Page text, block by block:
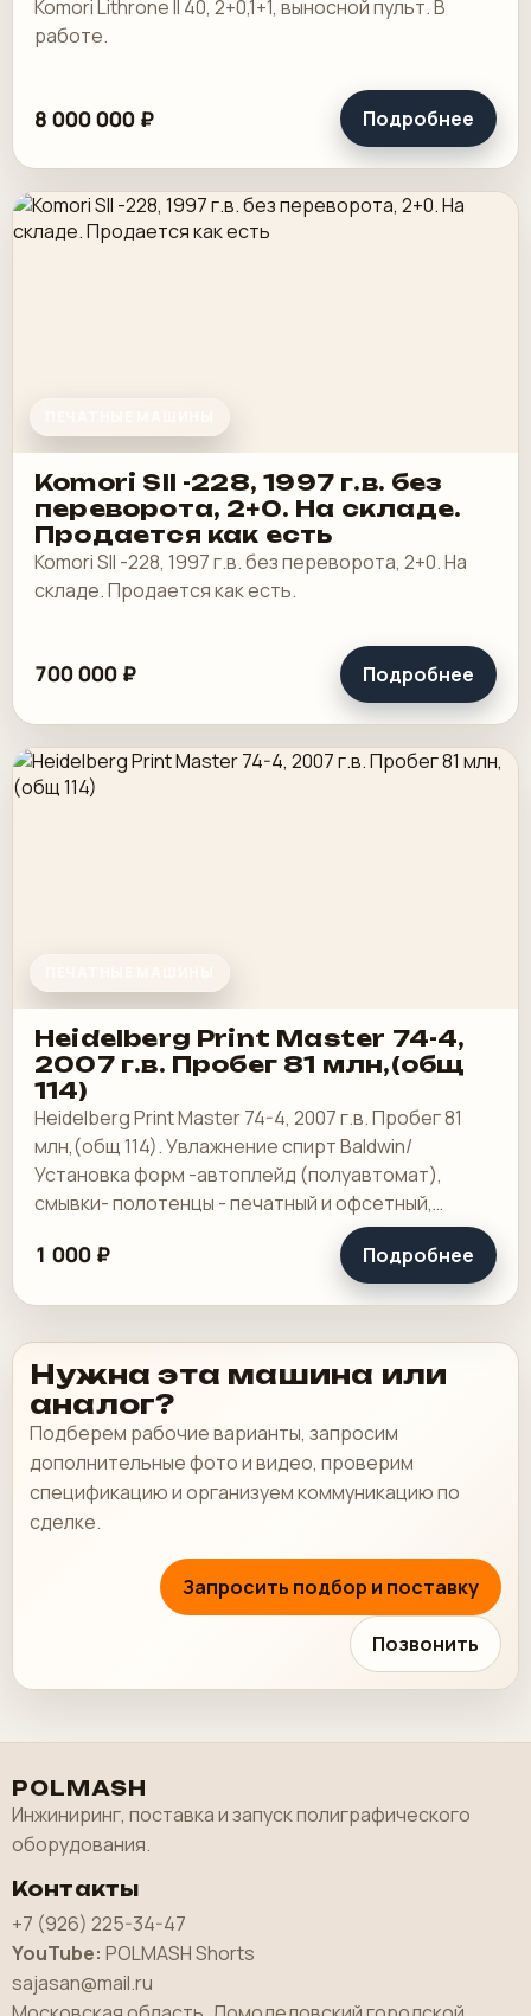
Komori Lithrone II 40, 2+0,1+1, выносной пульт. В
работе.
8 000 000 ₽ Подробнее
Komori SII -228, 1997 г.в. без
переворота, 2+0. На складе.
Продается как есть
Komori SII -228, 1997 г.в. без переворота, 2+0. На
складе. Продается как есть.
700 000 ₽ Подробнее
Heidelberg Print Master 74-4,
2007 г.в. Пробег 81 млн,(общ
114)
Heidelberg Print Master 74-4, 2007 г.в. Пробег 81
млн,(общ 114). Увлажнение спирт Baldwin/
Установка форм -автоплейд (полуавтомат),
смывки- полотенцы - печатный и офсетный,
выносной пульт ClassicCenter -PM74 - краски и.
1 000 ₽ Подробнее
Нужна эта машина или
аналог?
Подберем рабочие варианты, запросим
дополнительные фото и видео, проверим
спецификацию и организуем коммуникацию по
сделке.
Запросить подбор и поставку
Позвонить
POLMASH
Инжиниринг, поставка и запуск полиграфического
оборудования.
Контакты
+7 (926) 225-34-47
YouTube: POLMASH Shorts
sajasan@mail.ru